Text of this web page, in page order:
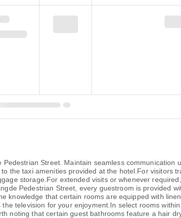
Street. Maintain seamless communication
the taxi amenities provided at the hotel.For visitors
storage.For extended visits or whenever
Pedestrian Street, every guestroom is provided
knowledge that certain rooms are equipped with
television for your enjoyment.In select rooms
noting that certain guest bathrooms feature a hair